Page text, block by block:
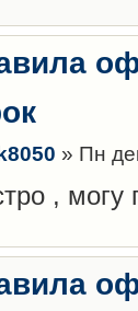
» Пн
, могу